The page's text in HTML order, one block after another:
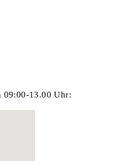
09:00-13.00 Uhr: